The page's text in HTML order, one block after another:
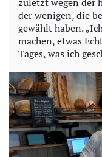
der wenigen, die
gewählt haben.
machen, etwas
Tages, was ich